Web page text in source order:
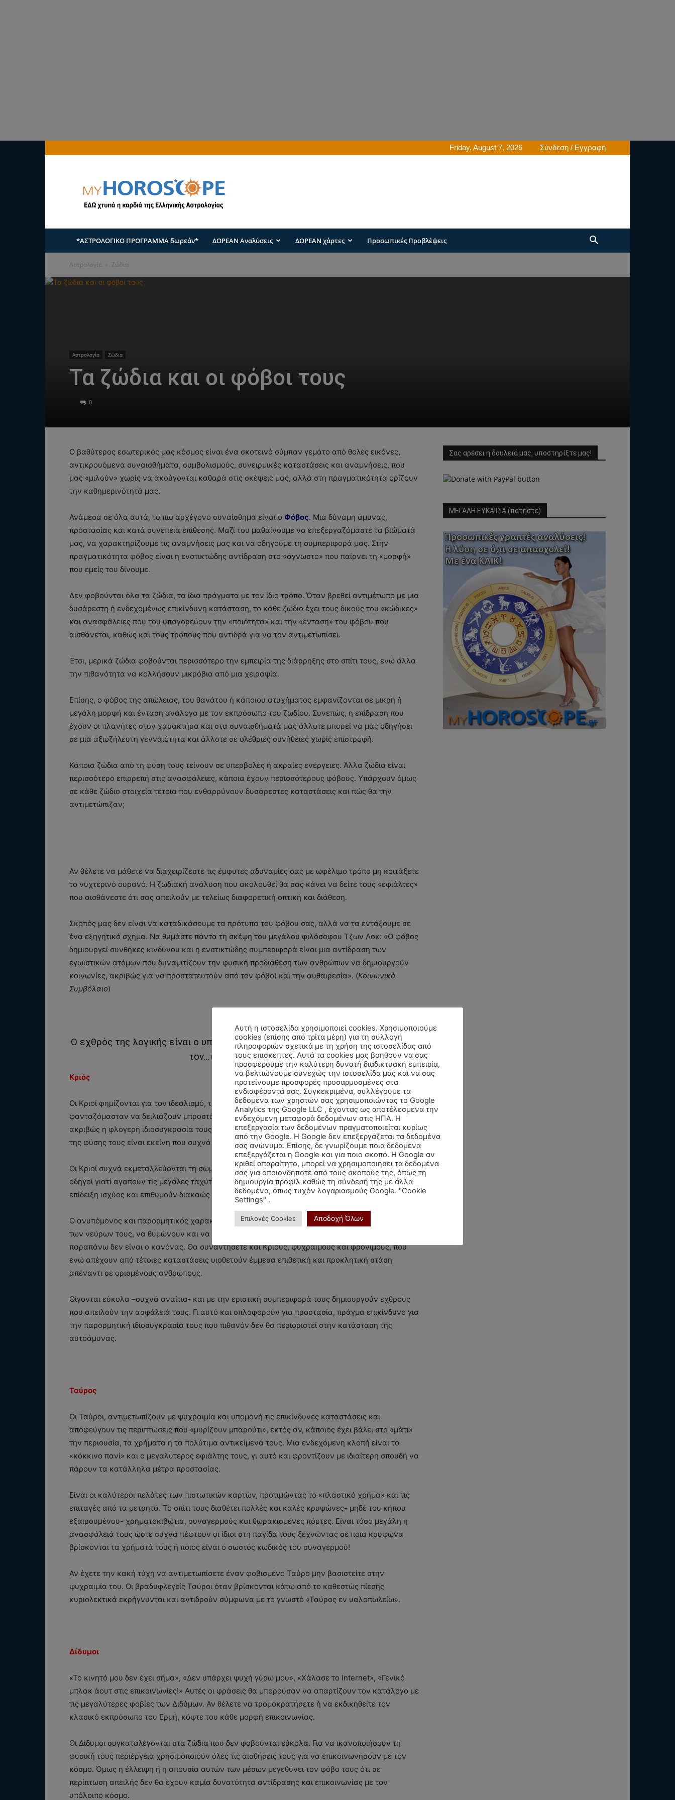
Friday, August 7, 2026 Σύνδεση / Εγγραφή
myhoroscope
*ΑΣΤΡΟΛΟΓΙΚΟ ΠΡΟΓΡΑΜΜΑ δωρεάν* ΔΩΡΕΑΝ Αναλύσεις ΔΩΡΕΑΝ χάρτες Προσωπικές Προβλέψεις
Αστρολογία Ζώδια
Αστρολογία Ζώδια
Τα ζώδια και οι φόβοι τους
0
Ο βαθύτερος εσωτερικός μας κόσμος είναι ένα σκοτεινό σύμπαν γεμάτο από θολές εικόνες,
αντικρουόμενα συναισθήματα, συμβολισμούς, συνειρμικές καταστάσεις και αναμνήσεις, που
μας «μιλούν» χωρίς να ακούγονται καθαρά στις σκέψεις μας, αλλά στη πραγματικότητα ορίζουν
την καθημερινότητά μας.
Ανάμεσα σε όλα αυτά, το πιο αρχέγονο συναίσθημα είναι ο Φόβος. Μια δύναμη άμυνας,
προστασίας και κατά συνέπεια επίθεσης. Μαζί του μαθαίνουμε να επεξεργαζόμαστε τα βιώματά
μας, να χαρακτηρίζουμε τις αναμνήσεις μας και να οδηγούμε τη συμπεριφορά μας. Στην
πραγματικότητα φόβος είναι η ενστικτώδης αντίδραση στο «άγνωστο» που παίρνει τη «μορφή»
που εμείς του δίνουμε.
Δεν φοβούνται όλα τα ζώδια, τα ίδια πράγματα με τον ίδιο τρόπο. Όταν βρεθεί αντιμέτωπο με μια
δυσάρεστη ή ενδεχομένως επικίνδυνη κατάσταση, το κάθε ζώδιο έχει τους δικούς του «κώδικες»
και ανασφάλειες που του υπαγορεύουν την «ποιότητα» και την «ένταση» του φόβου που
αισθάνεται, καθώς και τους τρόπους που αντιδρά για να τον αντιμετωπίσει.
Έτσι, μερικά ζώδια φοβούνται περισσότερο την εμπειρία της διάρρηξης στο σπίτι τους, ενώ άλλα
την πιθανότητα να κολλήσουν μικρόβια από μια χειραψία.
Επίσης, ο φόβος της απώλειας, του θανάτου ή κάποιου ατυχήματος εμφανίζονται σε μικρή ή
μεγάλη μορφή και ένταση ανάλογα με τον εκπρόσωπο του ζωδίου. Συνεπώς, η επίδραση που
έχουν οι πλανήτες στον χαρακτήρα και στα συναισθήματά μας άλλοτε μπορεί να μας οδηγήσει
σε μια αξιοζήλευτη γενναιότητα και άλλοτε σε ολέθριες συνήθειες χωρίς επιστροφή.
Κάποια ζώδια από τη φύση τους τείνουν σε υπερβολές ή ακραίες ενέργειες. Άλλα ζώδια είναι
περισσότερο επιρρεπή στις ανασφάλειες, κάποια έχουν περισσότερους φόβους. Υπάρχουν όμως
σε κάθε ζώδιο στοιχεία τέτοια που ενθαρρύνουν δυσάρεστες καταστάσεις και πώς θα την
αντιμετώπιζαν;
Αν θέλετε να μάθετε να διαχειρίζεστε τις έμφυτες αδυναμίες σας με ωφέλιμο τρόπο μη κοιτάξετε
το νυχτερινό ουρανό. Η ζωδιακή ανάλυση που ακολουθεί θα σας κάνει να δείτε τους «εφιάλτες»
που αισθάνεστε ότι σας απειλούν με τελείως διαφορετική οπτική και διάθεση.
Σκοπός μας δεν είναι να καταδικάσουμε τα πρότυπα του φόβου σας, αλλά να τα εντάξουμε σε
ένα εξηγητικό σχήμα. Να θυμάστε πάντα τη σκέψη του μεγάλου φιλόσοφου Τζων Λοκ: «Ο φόβος
δημιουργεί συνθήκες κινδύνου και η ενστικτώδης συμπεριφορά είναι μια αντίδραση των
εγωιστικών ατόμων που δυναμιτίζουν την φυσική προδιάθεση των ανθρώπων να δημιουργούν
κοινωνίες, ακριβώς για να προστατευτούν από τον φόβο) και την αυθαιρεσία». (Κοινωνικό
Συμβόλαιο)
Ο εχθρός της λογικής είναι ο υπέρμετρος φόβος…. εκτός και αν επιτύχουμε να
τον…τρομάξουμε πρώτοι.
Κριός
Οι Κριοί φημίζονται για τον ιδεαλισμό, το θάρρος και τον ιπποτισμό τους. Δύσκολα θα τους
φανταζόμασταν να δειλιάζουν μπροστά στον κίνδυνο. Κι όμως, για τα παιδιά του Άρη, αυτή
ακριβώς η φλογερή ιδιοσυγκρασία τους είναι η αχίλλειος πτέρνα τους. Η πολεμοχαρής πλευρά
της φύσης τους είναι εκείνη που συχνά τους εμπλέκει σε επικίνδυνες καταστάσεις.
Οι Κριοί συχνά εκμεταλλεύονται τη σωματική τους δύναμη όταν καυγαδίζουν, είναι επικίνδυνοι
οδηγοί γιατί αγαπούν τις μεγάλες ταχύτητες και τον ανταγωνισμό στην άσφαλτο, λατρεύουν την
επίδειξη ισχύος και επιθυμούν διακαώς την προβολή του «εγώ» τους σε κάθε ευκαιρία.
Ο ανυπόμονος και παρορμητικός χαρακτήρας τους γίνεται συχνά αιτία να χάνουν τον έλεγχο
των νεύρων τους, να θυμώνουν και να συμπεριφέρονται υβριστικά στους γύρω τους. Ωστόσο τα
παραπάνω δεν είναι ο κανόνας. Θα συναντήσετε και Κριούς, ψύχραιμους και φρόνιμους, που
ενώ απέχουν από τέτοιες καταστάσεις υιοθετούν έμμεσα επιθετική και προκλητική στάση
απέναντι σε ορισμένους ανθρώπους.
Θίγονται εύκολα –συχνά αναίτια- και με την εριστική συμπεριφορά τους δημιουργούν εχθρούς
που απειλούν την ασφάλειά τους. Γι αυτό και οπλοφορούν για προστασία, πράγμα επικίνδυνο για
την παρορμητική ιδιοσυγκρασία τους που πιθανόν δεν θα περιοριστεί στην κατάσταση της
αυτοάμυνας.
Ταύρος
Οι Ταύροι, αντιμετωπίζουν με ψυχραιμία και υπομονή τις επικίνδυνες καταστάσεις και
αποφεύγουν τις περιπτώσεις που «μυρίζουν μπαρούτι», εκτός αν, κάποιος έχει βάλει στο «μάτι»
την περιουσία, τα χρήματα ή τα πολύτιμα αντικείμενά τους. Μια ενδεχόμενη κλοπή είναι το
«κόκκινο πανί» και ο μεγαλύτερος εφιάλτης τους, γι αυτό και φροντίζουν με ιδιαίτερη σπουδή να
πάρουν τα κατάλληλα μέτρα προστασίας.
Είναι οι καλύτεροι πελάτες των πιστωτικών καρτών, προτιμώντας το «πλαστικό χρήμα» και τις
επιταγές από τα μετρητά. Το σπίτι τους διαθέτει πολλές και καλές κρυψώνες- μηδέ του κήπου
εξαιρουμένου- χρηματοκιβώτια, συναγερμούς και θωρακισμένες πόρτες. Είναι τόσο μεγάλη η
ανασφάλειά τους ώστε συχνά πέφτουν οι ίδιοι στη παγίδα τους ξεχνώντας σε ποια κρυψώνα
βρίσκονται τα χρήματά τους ή ποιος είναι ο σωστός κωδικός του συναγερμού!
Αν έχετε την κακή τύχη να αντιμετωπίσετε έναν φοβισμένο Ταύρο μην βασιστείτε στην
ψυχραιμία του. Οι βραδυφλεγείς Ταύροι όταν βρίσκονται κάτω από το καθεστώς πίεσης
κυριολεκτικά εκρήγνυνται και αντιδρούν σύμφωνα με το γνωστό «Ταύρος εν υαλοπωλείω».
Δίδυμοι
«Το κινητό μου δεν έχει σήμα», «Δεν υπάρχει ψυχή γύρω μου», «Χάλασε το Internet», «Γενικό
μπλακ άουτ στις επικοινωνίες!» Αυτές οι φράσεις θα μπορούσαν να απαρτίζουν τον κατάλογο με
τις μεγαλύτερες φοβίες των Διδύμων. Αν θέλετε να τρομοκρατήσετε ή να εκδικηθείτε τον
κλασικό εκπρόσωπο του Ερμή, κόψτε του κάθε μορφή επικοινωνίας.
Οι Δίδυμοι συγκαταλέγονται στα ζώδια που δεν φοβούνται εύκολα. Για να ικανοποιήσουν τη
φυσική τους περιέργεια χρησιμοποιούν όλες τις αισθήσεις τους για να επικοινωνήσουν με τον
κόσμο. Όμως η έλλειψη ή η απουσία αυτών των μέσων μεγεθύνει τον φόβο τους ότι σε
περίπτωση απειλής δεν θα έχουν καμία δυνατότητα αντίδρασης και επικοινωνίας με τον
υπόλοιπο κόσμο.
Σας αρέσει η δουλειά μας, υποστηρίξτε μας!
ΜΕΓΑΛΗ ΕΥΚΑΙΡΙΑ (πατήστε)
Αυτή η ιστοσελίδα χρησιμοποιεί cookies. Χρησιμοποιούμε
cookies (επίσης από τρίτα μέρη) για τη συλλογή
πληροφοριών σχετικά με τη χρήση της ιστοσελίδας από
τους επισκέπτες. Αυτά τα cookies μας βοηθούν να σας
προσφέρουμε την καλύτερη δυνατή διαδικτυακή εμπειρία,
να βελτιώνουμε συνεχώς την ιστοσελίδα μας και να σας
προτείνουμε προσφορές προσαρμοσμένες στα
ενδιαφέροντά σας. Συγκεκριμένα, συλλέγουμε τα
δεδομένα των χρηστών σας χρησιμοποιώντας το Google
Analytics της Google LLC , έχοντας ως αποτέλεσμενα την
ενδεχόμενη μεταφορά δεδομένων στις ΗΠΑ. Η
επεξεργασία των δεδομένων πραγματοποιείται κυρίως
από την Google. Η Google δεν επεξεργάζεται τα δεδομένα
σας ανώνυμα. Επίσης, δε γνωρίζουμε ποια δεδομένα
επεξεργάζεται η Google και για ποιο σκοπό. Η Google αν
κριθεί απαραίτητο, μπορεί να χρησιμοποιήσει τα δεδομένα
σας για οποιονδήποτε από τους σκοπούς της, όπως τη
δημιουργία προφίλ καθώς τη σύνδεσή της με άλλα
δεδομένα, όπως τυχόν λογαριασμούς Google. "Cookie
Settings" .
Επιλογές Cookies Αποδοχή Όλων